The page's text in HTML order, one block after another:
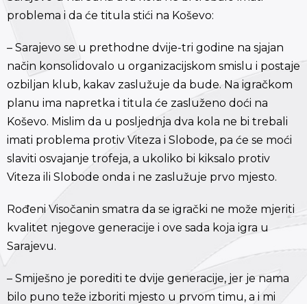
problema i da će titula stići na Koševo:
– Sarajevo se u prethodne dvije-tri godine na sjajan
način konsolidovalo u organizacijskom smislu i postaje
ozbiljan klub, kakav zaslužuje da bude. Na igračkom
planu ima napretka i titula će zasluženo doći na
Koševo. Mislim da u posljednja dva kola ne bi trebali
imati problema protiv Viteza i Slobode, pa će se moći
slaviti osvajanje trofeja, a ukoliko bi kiksalo protiv
Viteza ili Slobode onda i ne zaslužuje prvo mjesto.
Rođeni Visočanin smatra da se igrački ne može mjeriti
kvalitet njegove generacije i ove sada koja igra u
Sarajevu.
– Smiješno je porediti te dvije generacije, jer je nama
bilo puno teže izboriti mjesto u prvom timu, a i mi